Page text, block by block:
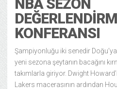
NBA SEZON
KONFERANSI
Şampiyonluğu iki senedir Doğu’ya
yeni sezona şeytanın bacağını
takımlarla giriyor. Dwight
Lakers macerasının ardından